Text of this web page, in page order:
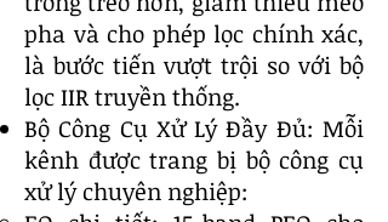
pha và cho phép lọc chính xác,
là bước tiến vượt trội so với bộ
lọc IIR truyền thống.
Bộ Công Cụ Xử Lý Đầy Đủ: Mỗi
kênh được trang bị bộ công cụ
xử lý chuyên nghiệp: